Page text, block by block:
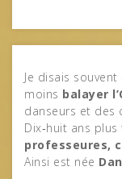
Je disais
moins balayer
danseurs et des
Dix‑huit ans
professeures,
Ainsi est née